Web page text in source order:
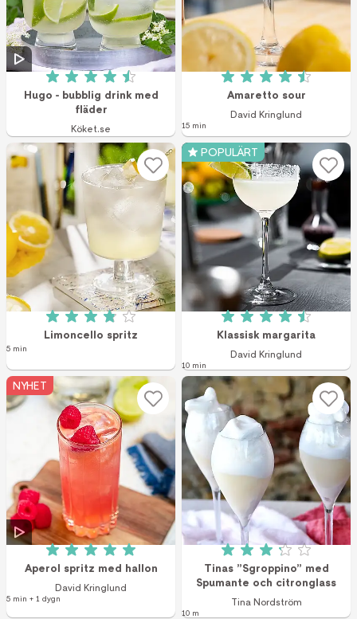
Betyg: 4.5 av 5 (82 röster)
Hugo - bubblig drink med
fläder
Köket.se
Betyg: 4.5 av 5
Amaretto sour
David Kringlund
15 min
Betyg: 3.9 av 5 (31 röster)
Limoncello spritz
5 min
POPULÄRT
Betyg: 4.5 av 5
Klassisk margarita
David Kringlund
10 min
NYHET
Betyg: 5 av 5 (1 röster)
Aperol spritz med hallon
David Kringlund
5 min + 1 dygn
Betyg: 3.2 av 5
Tinas ”Sgroppino” med
Spumante och citronglass
Tina Nordström
10 m